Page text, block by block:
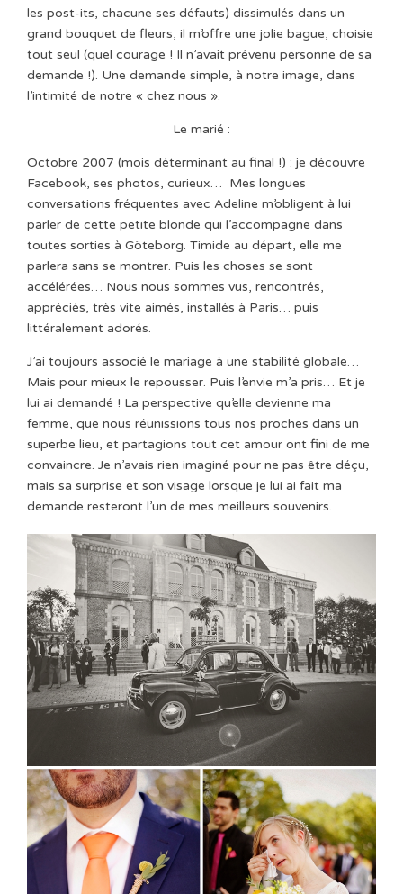
les post-its, chacune ses défauts) dissimulés dans un
grand bouquet de fleurs, il m’offre une jolie bague, choisie
tout seul (quel courage ! Il n’avait prévenu personne de sa
demande !). Une demande simple, à notre image, dans
l’intimité de notre « chez nous ».
Le marié :
Octobre 2007 (mois déterminant au final !) : je découvre
Facebook, ses photos, curieux… Mes longues
conversations fréquentes avec Adeline m’obligent à lui
parler de cette petite blonde qui l’accompagne dans
toutes sorties à Göteborg. Timide au départ, elle me
parlera sans se montrer. Puis les choses se sont
accélérées… Nous nous sommes vus, rencontrés,
appréciés, très vite aimés, installés à Paris… puis
littéralement adorés.
J’ai toujours associé le mariage à une stabilité globale…
Mais pour mieux le repousser. Puis l’envie m’a pris… Et je
lui ai demandé ! La perspective qu’elle devienne ma
femme, que nous réunissions tous nos proches dans un
superbe lieu, et partagions tout cet amour ont fini de me
convaincre. Je n’avais rien imaginé pour ne pas être déçu,
mais sa surprise et son visage lorsque je lui ai fait ma
demande resteront l’un de mes meilleurs souvenirs.